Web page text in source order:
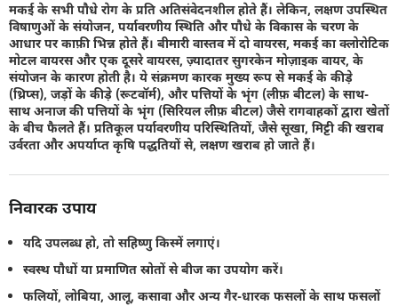
मकई के सभी पौधे रोग के प्रति अतिसंवेदनशील होते हैं। लेकिन, लक्षण उपस्थित
विषाणुओं के संयोजन, पर्यावरणीय स्थिति और पौधे के विकास के चरण के
आधार पर काफ़ी भिन्न होते हैं। बीमारी वास्तव में दो वायरस, मकई का क्लोरोटिक
मोटल वायरस और एक दूसरे वायरस, ज़्यादातर सुगरकेन मोज़ाइक वायर, के
संयोजन के कारण होती है। ये संक्रमण कारक मुख्य रूप से मकई के कीड़े
(थ्रिप्स), जड़ों के कीड़े (रूटवॉर्म), और पत्तियों के भृंग (लीफ़ बीटल) के साथ-
साथ अनाज की पत्तियों के भृंग (सिरियल लीफ़ बीटल) जैसे रागवाहकों द्वारा खेतों
के बीच फैलते हैं। प्रतिकूल पर्यावरणीय परिस्थितियों, जैसे सूखा, मिट्टी की खराब
उर्वरता और अपर्याप्त कृषि पद्धतियों से, लक्षण खराब हो जाते हैं।
निवारक उपाय
यदि उपलब्ध हो, तो सहिष्णु किस्में लगाएं।
स्वस्थ पौधों या प्रमाणित स्रोतों से बीज का उपयोग करें।
फलियों, लोबिया, आलू, कसावा और अन्य गैर-धारक फसलों के साथ फसलों